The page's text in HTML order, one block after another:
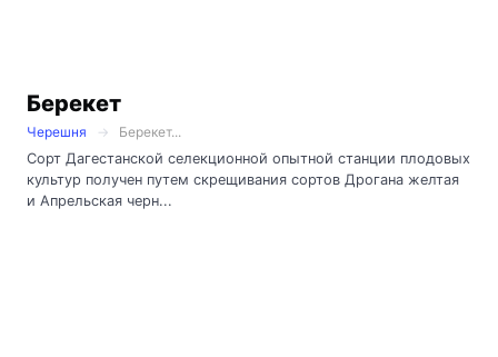
Берекет
Черешня
Берекет...
Сорт Дагестанской селекционной опытной станции плодовых
культур получен путем скрещивания сортов Дрогана желтая
и Апрельская черн...